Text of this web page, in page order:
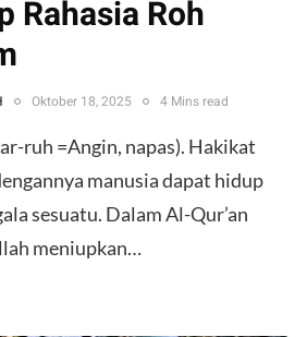
Rahasia Roh
Oktober 18, 2025 4 Mins read
ruh =Angin, napas). Hakikat
manusia dapat hidup
sesuatu. Dalam Al-Qur’an
meniupkan…